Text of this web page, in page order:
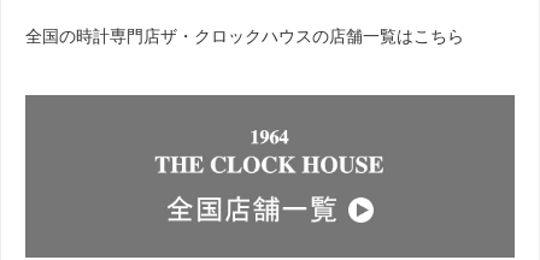
全国の時計専門店ザ・クロックハウスの店舗一覧はこちら